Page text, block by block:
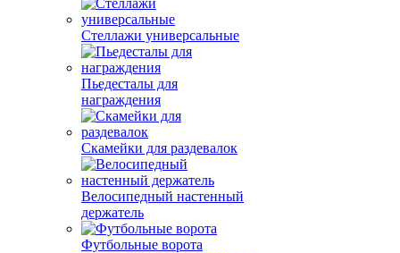
Стеллажи универсальные
Пьедесталы для
награждения
Скамейки для раздевалок
Велосипедный настенный
держатель
Футбольные ворота